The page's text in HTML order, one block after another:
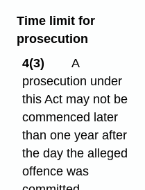
Time limit for
prosecution
4(3)
A
prosecution under
this Act may not be
commenced later
than one year after
the day the alleged
offence was